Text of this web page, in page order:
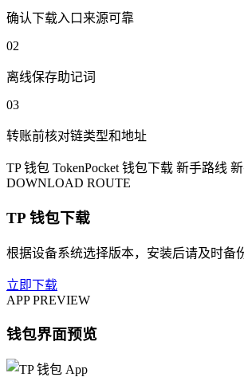
确认下载入口来源可靠
02
离线保存助记词
03
转账前核对链类型和地址
TP 钱包 TokenPocket 钱包下载 新手路线
DOWNLOAD ROUTE
TP 钱包下载
根据设备系统选择版本，安装后请及时备
立即下载
APP PREVIEW
钱包界面预览